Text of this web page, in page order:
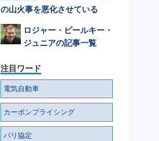
の山火事を悪化させている
ロジャー・ピールキー・
ジュニアの記事一覧
注目ワード
電気自動車
カーボンプライシング
パリ協定